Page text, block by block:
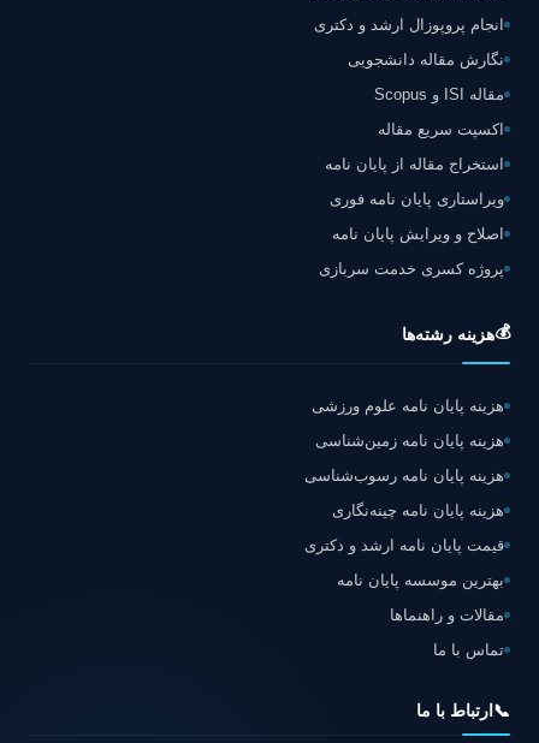
انجام پروپوزال ارشد و دکتری
نگارش مقاله دانشجویی
مقاله ISI و Scopus
اکسپت سریع مقاله
استخراج مقاله از پایان نامه
ویراستاری پایان نامه فوری
اصلاح و ویرایش پایان نامه
پروژه کسری خدمت سربازی
💰هزینه رشته‌ها
هزینه پایان نامه علوم ورزشی
هزینه پایان نامه زمین‌شناسی
هزینه پایان نامه رسوب‌شناسی
هزینه پایان نامه چینه‌نگاری
قیمت پایان نامه ارشد و دکتری
بهترین موسسه پایان نامه
مقالات و راهنماها
تماس با ما
📞 ارتباط با ما